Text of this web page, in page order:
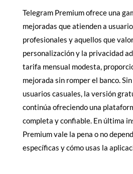
Telegram Premium ofrece una
mejoradas que atienden a
profesionales y aquellos que
personalización y la privacidad
tarifa mensual modesta,
mejorada sin romper el banco.
usuarios casuales, la versión
continúa ofreciendo una
completa y confiable. En última
Premium vale la pena o no
específicas y cómo usas la